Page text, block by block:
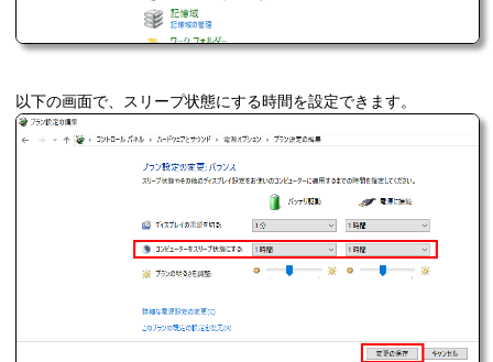
以下の画面で、スリープ状態にする時間を設定できます。